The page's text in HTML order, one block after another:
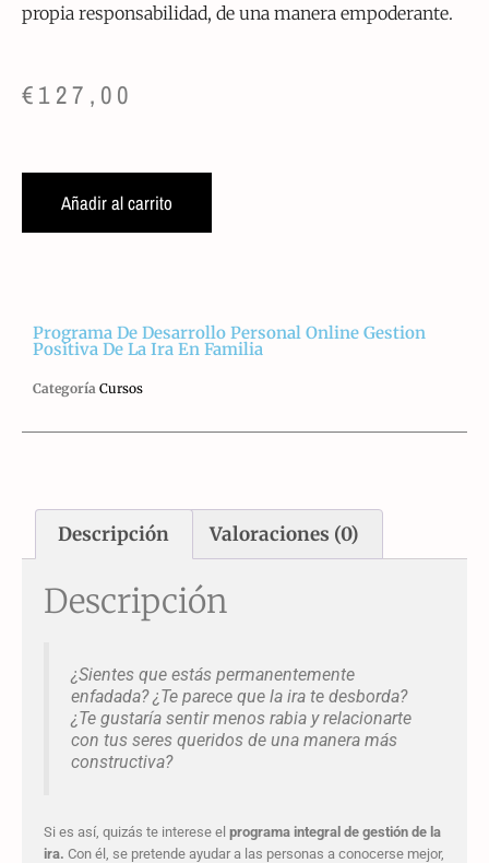
propia responsabilidad, de una manera empoderante.
€127,00
Añadir al carrito
Programa De Desarrollo Personal Online Gestion
Positiva De La Ira En Familia
Categoría Cursos
Descripción Valoraciones (0)
Descripción
¿Sientes que estás permanentemente
enfadada? ¿Te parece que la ira te desborda?
¿Te gustaría sentir menos rabia y relacionarte
con tus seres queridos de una manera más
constructiva?
Si es así, quizás te interese el programa integral de gestión de la
ira. Con él, se pretende ayudar a las personas a conocerse mejor,